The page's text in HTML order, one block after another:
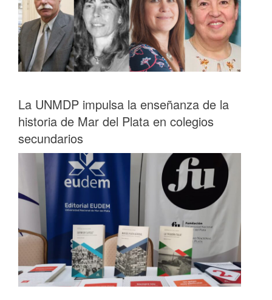
La UNMDP impulsa la enseñanza de la
historia de Mar del Plata en colegios
secundarios